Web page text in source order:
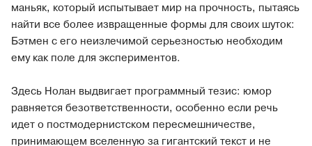
маньяк, который испытывает мир на прочность, пытаясь
найти все более извращенные формы для своих шуток:
Бэтмен с его неизлечимой серьезностью необходим
ему как поле для экспериментов.
Здесь Нолан выдвигает программный тезис: юмор
равняется безответственности, особенно если речь
идет о постмодернистском пересмешничестве,
принимающем вселенную за гигантский текст и не